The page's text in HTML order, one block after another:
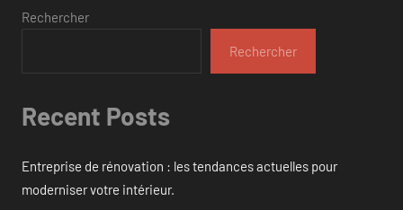
Rechercher
Rechercher
Recent Posts
Entreprise de rénovation : les tendances actuelles pour
moderniser votre intérieur.